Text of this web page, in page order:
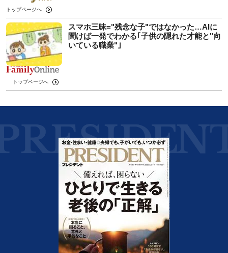
トップページへ
スマホ三昧="残念な子"ではなかった…AIに
聞けば一発でわかる｢子供の隠れた才能と"向
いている職業"｣
トップページへ